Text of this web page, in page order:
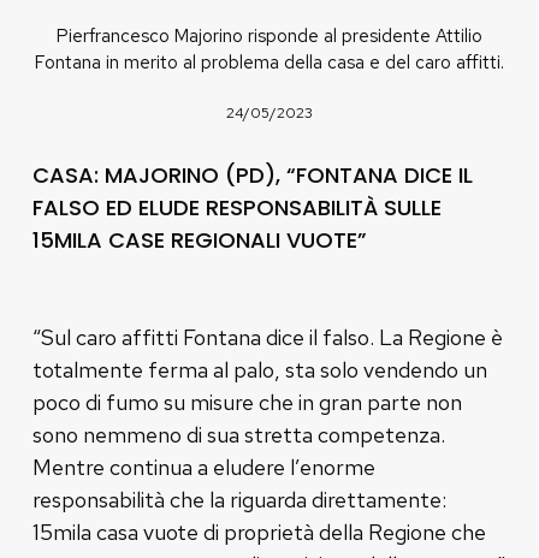
Pierfrancesco Majorino risponde al presidente Attilio
Fontana in merito al problema della casa e del caro affitti.
24/05/2023
CASA: MAJORINO (PD), “FONTANA DICE IL
FALSO ED ELUDE RESPONSABILITÀ SULLE
15MILA CASE REGIONALI VUOTE”
“Sul caro affitti Fontana dice il falso. La Regione è
totalmente ferma al palo, sta solo vendendo un
poco di fumo su misure che in gran parte non
sono nemmeno di sua stretta competenza.
Mentre continua a eludere l’enorme
responsabilità che la riguarda direttamente:
15mila casa vuote di proprietà della Regione che